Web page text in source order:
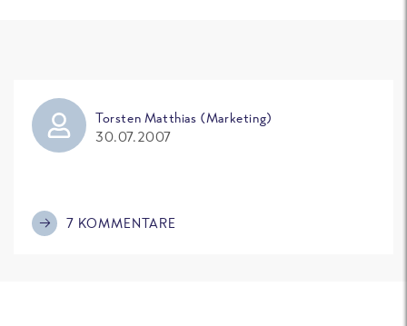
Torsten Matthias (Marketing)
30.07.2007
7 KOMMENTARE